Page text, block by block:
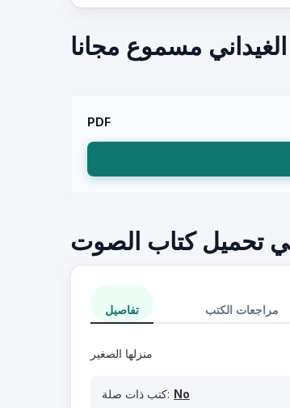
مسموع مجانا
PDF
تحميل كتاب الصوت
تفاصيل مراجعات الكتب
منزلها الصغير
كتب ذات صلة: No